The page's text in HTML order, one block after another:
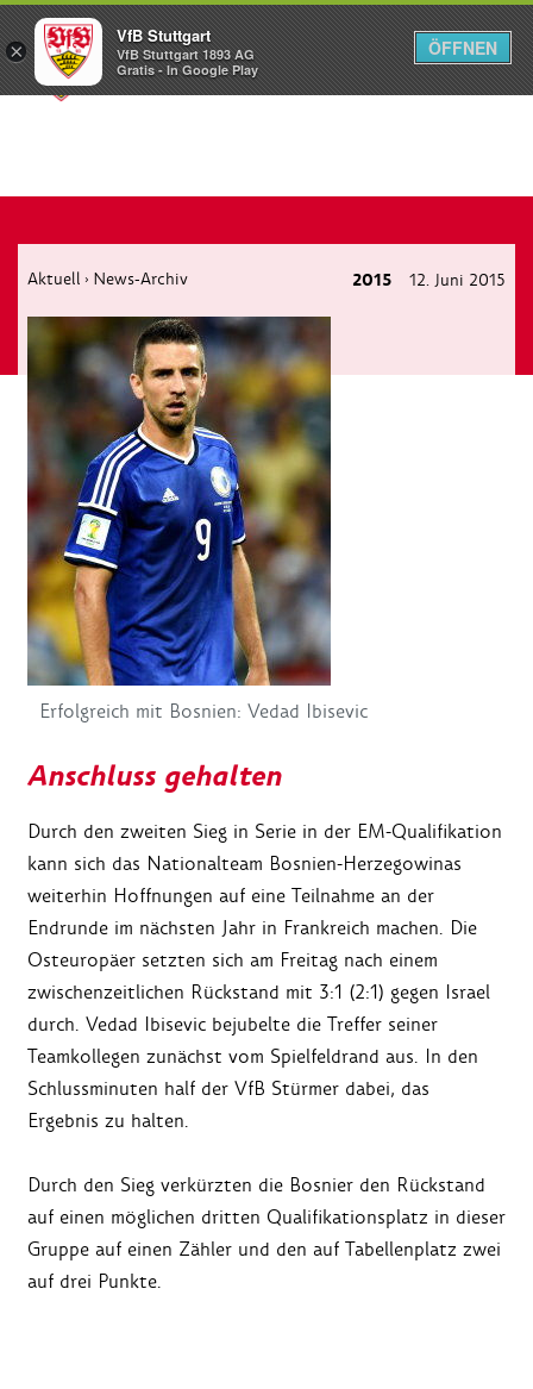
Menü
Aktuell › News-Archiv 2015 12. Juni 2015
Erfolgreich mit Bosnien: Vedad Ibisevic
Anschluss gehalten
Durch den zweiten Sieg in Serie in der EM-Qualifikation
kann sich das Nationalteam Bosnien-Herzegowinas
weiterhin Hoffnungen auf eine Teilnahme an der
Endrunde im nächsten Jahr in Frankreich machen. Die
Osteuropäer setzten sich am Freitag nach einem
zwischenzeitlichen Rückstand mit 3:1 (2:1) gegen Israel
durch. Vedad Ibisevic bejubelte die Treffer seiner
Teamkollegen zunächst vom Spielfeldrand aus. In den
Schlussminuten half der VfB Stürmer dabei, das
Ergebnis zu halten.
Durch den Sieg verkürzten die Bosnier den Rückstand
auf einen möglichen dritten Qualifikationsplatz in dieser
Gruppe auf einen Zähler und den auf Tabellenplatz zwei
auf drei Punkte.
×
VfB Stuttgart
VfB Stuttgart 1893 AG
Gratis - In Google Play
ÖFFNEN